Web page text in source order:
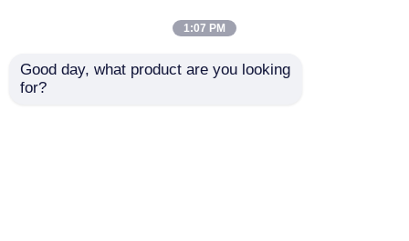
1:07 PM
Good day, what product are you looking
for?